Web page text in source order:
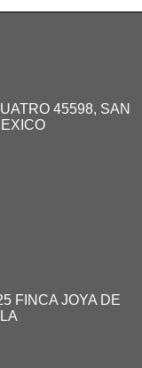
45598, SAN
FINCA JOYA DE